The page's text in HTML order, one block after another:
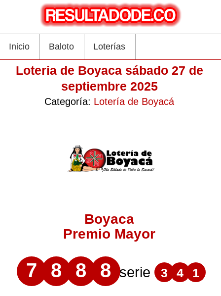
Inicio Baloto Loterías
Loteria de Boyaca sábado 27 de
septiembre 2025
Categoría: Lotería de Boyacá
Boyaca
Premio Mayor
7 8 8 8 serie 3 4 1